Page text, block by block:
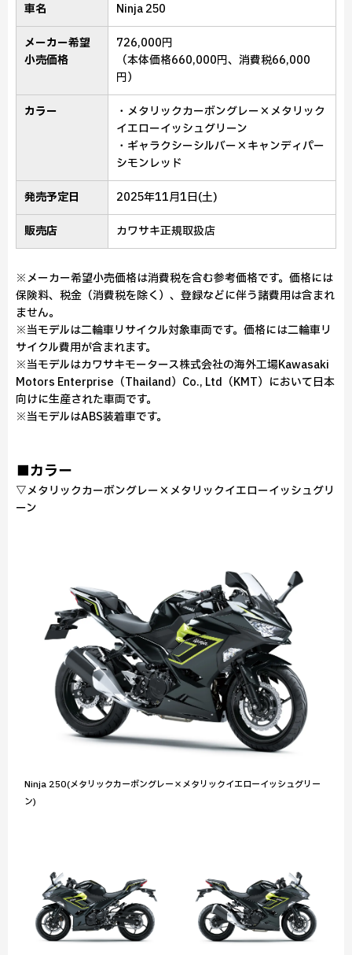
車名 Ninja 250
メーカー希望
小売価格
726,000円
（本体価格660,000円、消費税66,000
円）
カラー
・メタリックカーボングレー×メタリック
イエローイッシュグリーン
・ギャラクシーシルバー×キャンディパー
シモンレッド
発売予定日 2025年11月1日(土)
販売店 カワサキ正規取扱店
※メーカー希望小売価格は消費税を含む参考価格です。価格には
保険料、税金（消費税を除く）、登録などに伴う諸費用は含まれ
ません。
※当モデルは二輪車リサイクル対象車両です。価格には二輪車リ
サイクル費用が含まれます。
※当モデルはカワサキモータース株式会社の海外工場Kawasaki
Motors Enterprise（Thailand）Co., Ltd（KMT）において日本
向けに生産された車両です。
※当モデルはABS装着車です。
■カラー
▽メタリックカーボングレー×メタリックイエローイッシュグリ
ーン
Ninja 250(メタリックカーボングレー×メタリックイエローイッシュグリー
ン)